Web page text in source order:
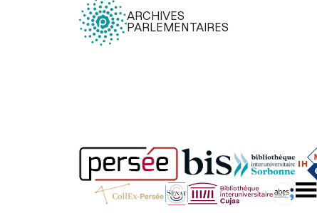
ARCHIVES
PARLEMENTAIRES